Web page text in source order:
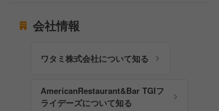
会社情報
ワタミ株式会社について知る
AmericanRestaurant&Bar TGIフ
ライデーズについて知る